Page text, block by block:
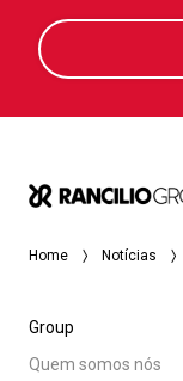
Home Notícias
Group
Quem somos nós